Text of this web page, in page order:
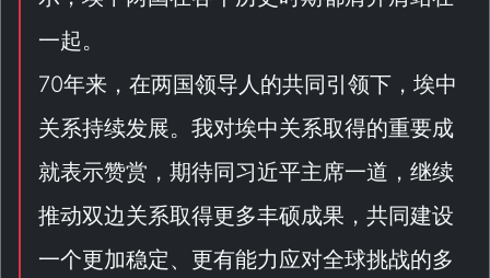
一起。
70年来，在两国领导人的共同引领下，埃中
关系持续发展。我对埃中关系取得的重要成
就表示赞赏，期待同习近平主席一道，继续
推动双边关系取得更多丰硕成果，共同建设
一个更加稳定、更有能力应对全球挑战的多